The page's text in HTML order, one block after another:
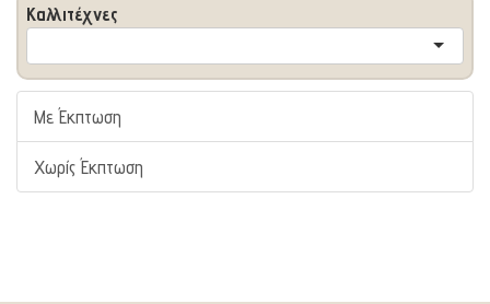
Καλλιτέχνες
Με Έκπτωση
Χωρίς Έκπτωση